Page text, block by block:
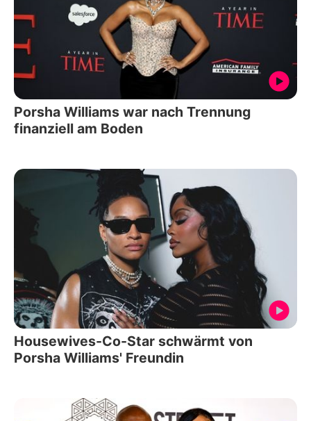
Porsha Williams war nach Trennung
finanziell am Boden
Housewives-Co-Star schwärmt von
Porsha Williams' Freundin